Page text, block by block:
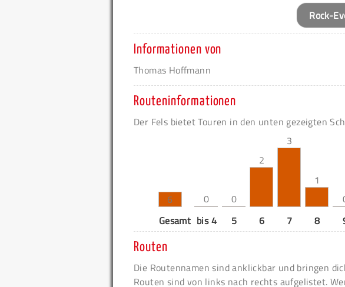
Rock-
Informationen von
Thomas Hoffmann
Routeninformationen
Der Fels bietet Touren in den unten gezeigten
6 0 0
2
3
1
Gesamt bis 4 5 6 7 8
Routen
Die Routennamen sind anklickbar und bringen
Routen sind von links nach rechts aufgelistet.